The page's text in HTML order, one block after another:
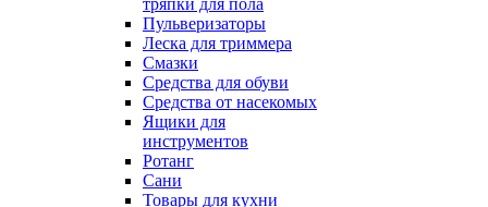
тряпки для пола
Пульверизаторы
Леска для триммера
Смазки
Средства для обуви
Средства от насекомых
Ящики для
инструментов
Ротанг
Сани
Товары для кухни